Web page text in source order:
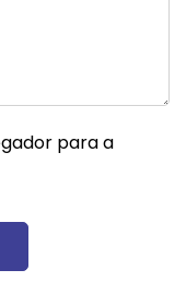
para a